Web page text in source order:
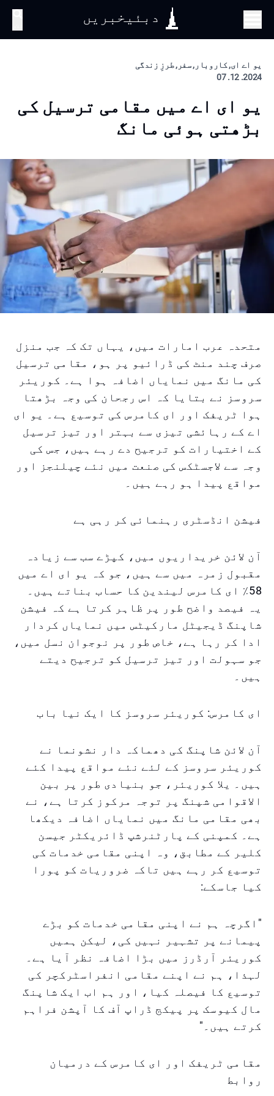
دبئیخبریں
یو اے ای, کاروبار, سفر, طرزِ زندگی
2024. 12. 07
یو ای اے میں مقامی ترسیل کی
بڑھتی ہوئی مانگ
متحدہ عرب امارات میں، یہاں تک کہ جب منزل
صرف چند منٹ کی ڈرائیو پر ہو، مقامی ترسیل
کی مانگ میں نمایاں اضافہ ہوا ہے۔ کوریئر
سروسز نے بتایا کہ اس رجحان کی وجہ بڑھتا
ہوا ٹریفک اور ای کامرس کی توسیع ہے۔ یو ای
اے کے رہائشی تیزی سے بہتر اور تیز ترسیل
کے اختیارات کو ترجیح دے رہے ہیں، جس کی
وجہ سے لاجسٹکس کی صنعت میں نئے چیلنجز اور
مواقع پیدا ہو رہے ہیں۔
فیشن انڈسٹری رہنمائی کر رہی ہے
آن لائن خریداریوں میں، کپڑے سب سے زیادہ
مقبول زمرہ میں سے ہیں، جو کہ یو ای اے میں
58٪ ای کامرس لیندین کا حساب بناتے ہیں۔
یہ فیصد واضح طور پر ظاہر کرتا ہے کہ فیشن
شاپنگ ڈیجیٹل مارکیٹس میں نمایاں کردار
ادا کر رہا ہے، خاص طور پر نوجوان نسل میں،
جو سہولت اور تیز ترسیل کو ترجیح دیتے
ہیں۔
ای کامرس: کوریئر سروسز کا ایک نیا باب
آن لائن شاپنگ کی دھماکہ دار نشونما نے
کوریئر سروسز کے لئے نئے مواقع پیدا کئے
ہیں۔ یلا کوریئر، جو بنیادی طور پر بین
الاقوامی شپنگ پر توجہ مرکوز کرتا ہے، نے
بھی مقامی مانگ میں نمایاں اضافہ دیکھا
ہے۔ کمپنی کے پارٹنرشپ ڈائریکٹر جیسن
کلیر کے مطابق، وہ اپنی مقامی خدمات کی
توسیع کر رہے ہیں تاکہ ضروریات کو پورا
کیا جاسکے:
"اگرچہ ہم نے اپنی مقامی خدمات کو بڑے
پیمانے پر تشہیر نہیں کی، لیکن ہمیں
کوریئر آرڈرز میں بڑا اضافہ نظر آیا ہے۔
لہذا، ہم نے اپنے مقامی انفراسٹرکچر کی
توسیع کا فیصلہ کیا، اور ہم اب ایک شاپنگ
مال کیوسک پر پیکج ڈراپ آف کا آپشن فراہم
کرتے ہیں۔"
مقامی ٹریفک اور ای کامرس کے درمیان
روابط